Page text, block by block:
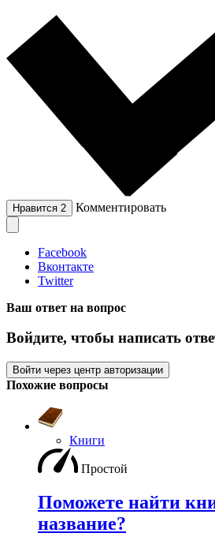
Нравится 2 Комментировать
Facebook
Вконтакте
Twitter
Ваш ответ на вопрос
Войдите, чтобы написать
Войти через центр авторизации
Похожие вопросы
Книги
Простой
Поможете найти
название?